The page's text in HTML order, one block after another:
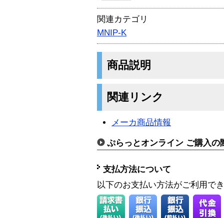
関連カテゴリ
MNIP-K
商品説明
関連リンク
メーカ商品情報
ぷらっとオンライン ご購入の
支払方法について
以下のお支払い方法がご利用で